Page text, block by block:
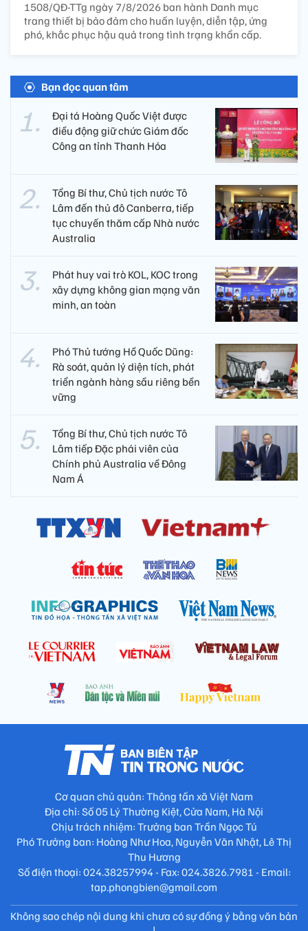
1508/QĐ-TTg ngày 7/8/2026 ban hành Danh mục
trang thiết bị bảo đảm cho huấn luyện, diễn tập, ứng
phó, khắc phục hậu quả trong tình trạng khẩn cấp.
Bạn đọc quan tâm
Đại tá Hoàng Quốc Việt được
điều động giữ chức Giám đốc
Công an tỉnh Thanh Hóa
Tổng Bí thư, Chủ tịch nước Tô
Lâm đến thủ đô Canberra, tiếp
tục chuyến thăm cấp Nhà nước
Australia
Phát huy vai trò KOL, KOC trong
xây dựng không gian mạng văn
minh, an toàn
Phó Thủ tướng Hồ Quốc Dũng:
Rà soát, quản lý diện tích, phát
triển ngành hàng sầu riêng bền
vững
Tổng Bí thư, Chủ tịch nước Tô
Lâm tiếp Đặc phái viên của
Chính phủ Australia về Đông
Nam Á
Cơ quan chủ quản: Thông tấn xã Việt Nam
Địa chỉ: Số 05 Lý Thường Kiệt, Cửa Nam, Hà Nội
Chịu trách nhiệm: Trưởng ban Trần Ngọc Tú
Phó Trưởng ban: Hoàng Như Hoa, Nguyễn Văn Nhật, Lê Thị
Thu Hương
Số điện thoại: 024.38257994 - Fax: 024.3826.7981 - Email:
tap.phongbien@gmail.com
Không sao chép nội dung khi chưa có sự đồng ý bằng văn bản